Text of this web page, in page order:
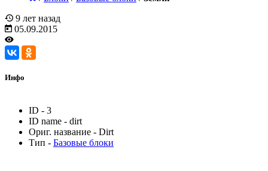
9 лет назад
05.09.2015
Инфо
ID - 3
ID name - dirt
Ориг. название - Dirt
Тип - Базовые блоки